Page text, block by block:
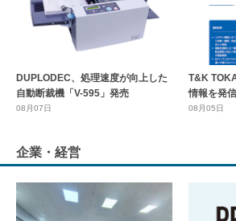
DUPLODEC、処理速度が向上した
自動断裁機「V-595」発売
08月07日
T&K
情報を発
08月05日
企業・経営